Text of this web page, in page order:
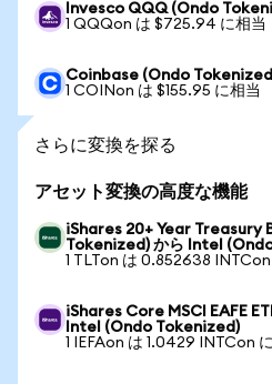
Invesco QQQ (Ondo
1 QQQon は $725.94 に相当
Coinbase (Ondo
1 COINon は $155.95 に相当
さらに変換を探る
アセット変換の高度な機能
iShares 20+ Year Treasury
Tokenized) から Intel
1 TLTon は 0.852638 INTCon
iShares Core MSCI EAFE
Intel (Ondo Tokenized)
1 IEFAon は 1.0429 INTCon